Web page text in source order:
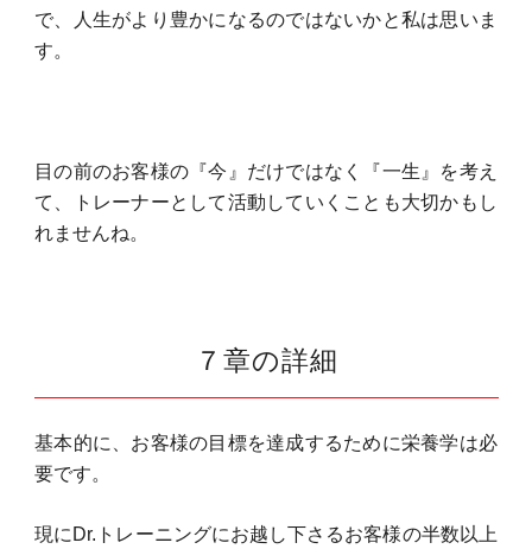
で、人生がより豊かになるのではないかと私は思いま
す。
目の前のお客様の『今』だけではなく『一生』を考え
て、トレーナーとして活動していくことも大切かもし
れませんね。
７章の詳細
基本的に、お客様の目標を達成するために栄養学は必
要です。
現にDr.トレーニングにお越し下さるお客様の半数以上